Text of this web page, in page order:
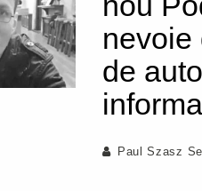
nevoie
de
Paul Szasz